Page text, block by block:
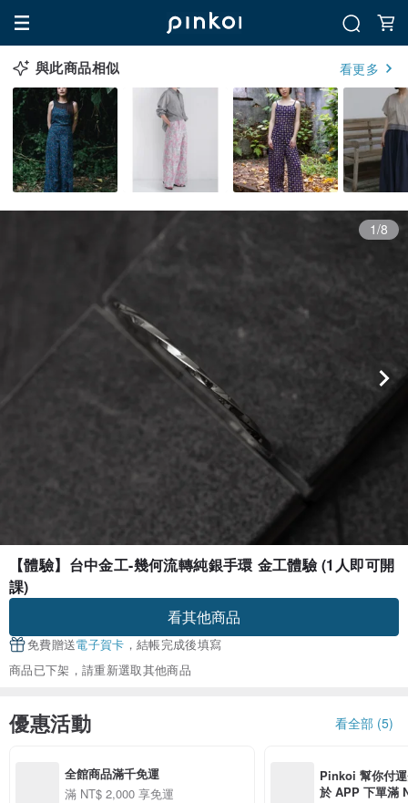
與此商品相似 看更多
1/8
【體驗】台中金工-幾何流轉純銀手環 金工體驗 (1人即可開
課)
看其他商品
免費贈送電子賀卡 ，結帳完成後填寫
商品已下架，請重新選取其他商品
優惠活動 看全部 (5)
全館商品滿千免運
滿 NT$ 2,000 享免運
Pinkoi 幫你付
於 APP 下單滿